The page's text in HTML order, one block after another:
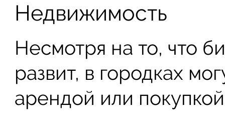
Недвижимость
Несмотря на то, что
развит, в городках
арендой или